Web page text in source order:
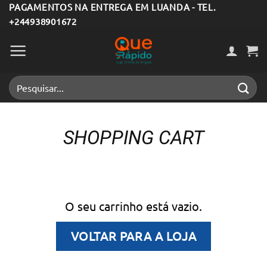
Skip
to
content
PAGAMENTOS NA ENTREGA EM LUANDA - TEL.
+244938901672
Pesquisar
por:
SHOPPING CART
O seu carrinho está vazio.
VOLTAR PARA A LOJA